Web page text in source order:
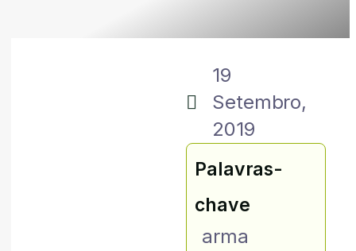
19
Setembro,
2019
Palavras-
chave
arma